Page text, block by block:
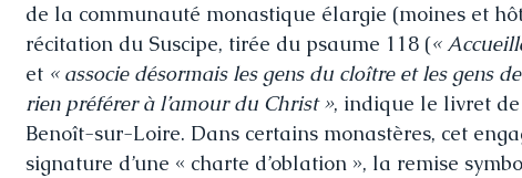
de la communauté monastique élargie (moines et
récitation du Suscipe, tirée du psaume 118 («
et « associe désormais les gens du cloître et les gens
rien préférer à l’amour du Christ », indique le livret
Benoît-sur-Loire. Dans certains monastères, cet
signature d’une « charte d’oblation », la remise